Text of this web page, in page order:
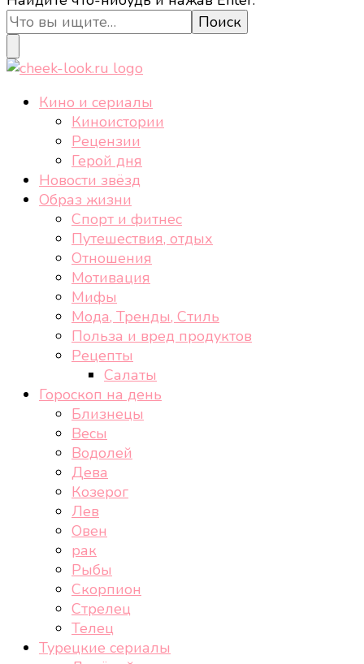
здоровом образе жизни, спорте, стиле, отдыхе и
еде.
что-
то?
cheek-look.ru
Женский сайт о звездах и кино, а также трендах,
здоровом образе жизни, спорте, стиле, отдыхе и
Кино и сериалы
Киноистории
Рецензии
Герой дня
Новости звёзд
Образ жизни
Спорт и фитнес
Путешествия, отдых
Отношения
Мотивация
Мифы
Мода, Тренды, Стиль
Польза и вред продуктов
Рецепты
Салаты
Гороскоп на день
Близнецы
Весы
Водолей
Дева
Козерог
Лев
Овен
рак
Рыбы
Скорпион
Стрелец
Телец
Турецкие сериалы